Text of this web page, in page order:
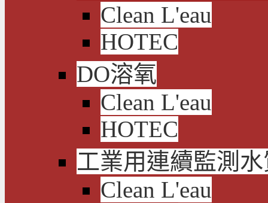
Clean L'eau
HOTEC
DO溶氧
Clean L'eau
HOTEC
工業用連續監測
Clean L'eau